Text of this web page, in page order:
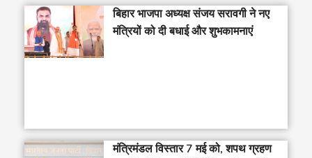
बिहार भाजपा अध्यक्ष संजय सरावगी ने नए
मंत्रियों को दी बधाई और शुभकामनाएं
मंत्रिमंडल विस्तार 7 मई को, शपथ ग्रहण